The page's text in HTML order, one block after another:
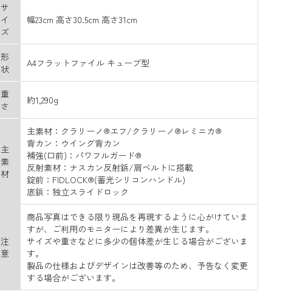
サ
イ
ズ
幅23cm 高さ30.5cm 高さ31cm
形
状
A4フラットファイル キューブ型
重
さ
約1,290g
主
素
材
主素材：クラリーノ®エフ/クラリーノ®レミニカ®
背カン：ウイング背カン
補強(口前)：パワフルガード®
反射素材：ナスカン反射鋲/肩ベルトに搭載
錠前：FIDLOCK®(蓄光シリコンハンドル)
底鋲：独立スライドロック
注
意
商品写真はできる限り現品を再現するように心がけていま
すが、ご利用のモニターにより差異が生じます。
サイズや重さなどに多少の個体差が生じる場合がございま
す。
製品の仕様およびデザインは改善等のため、予告なく変更
する場合がございます。